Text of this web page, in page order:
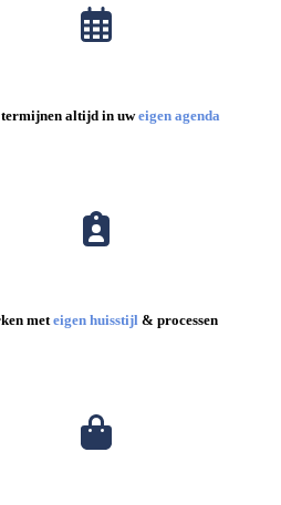
altijd in uweigen agenda
met eigen huisstijl & processen